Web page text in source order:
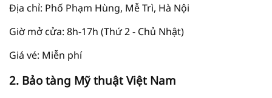
Địa chỉ: Phố Phạm Hùng, Mễ Trì, Hà Nội
Giờ mở cửa: 8h-17h (Thứ 2 - Chủ Nhật)
Giá vé: Miễn phí
2. Bảo tàng Mỹ thuật Việt Nam